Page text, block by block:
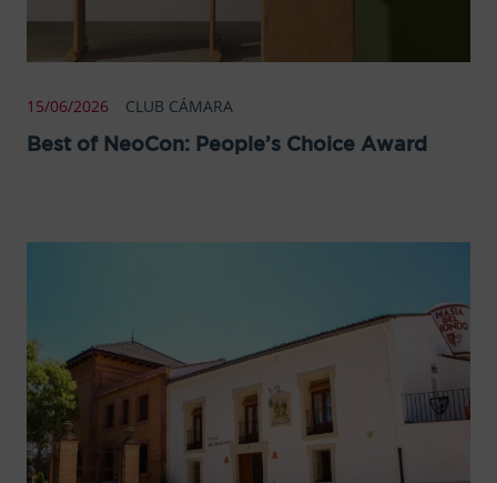
15/06/2026 CLUB CÁMARA
Best of NeoCon: People’s Choice Award